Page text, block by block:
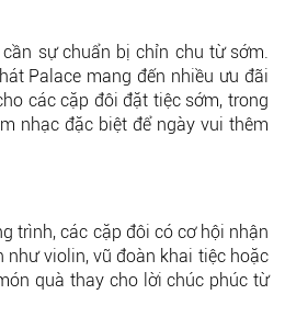
sự chuẩn bị chỉn chu từ sớm.
Palace mang đến nhiều ưu đãi
các cặp đôi đặt tiệc sớm, trong
nhạc đặc biệt để ngày vui thêm
trình, các cặp đôi có cơ hội nhận
như violin, vũ đoàn khai tiệc hoặc
quà thay cho lời chúc phúc từ